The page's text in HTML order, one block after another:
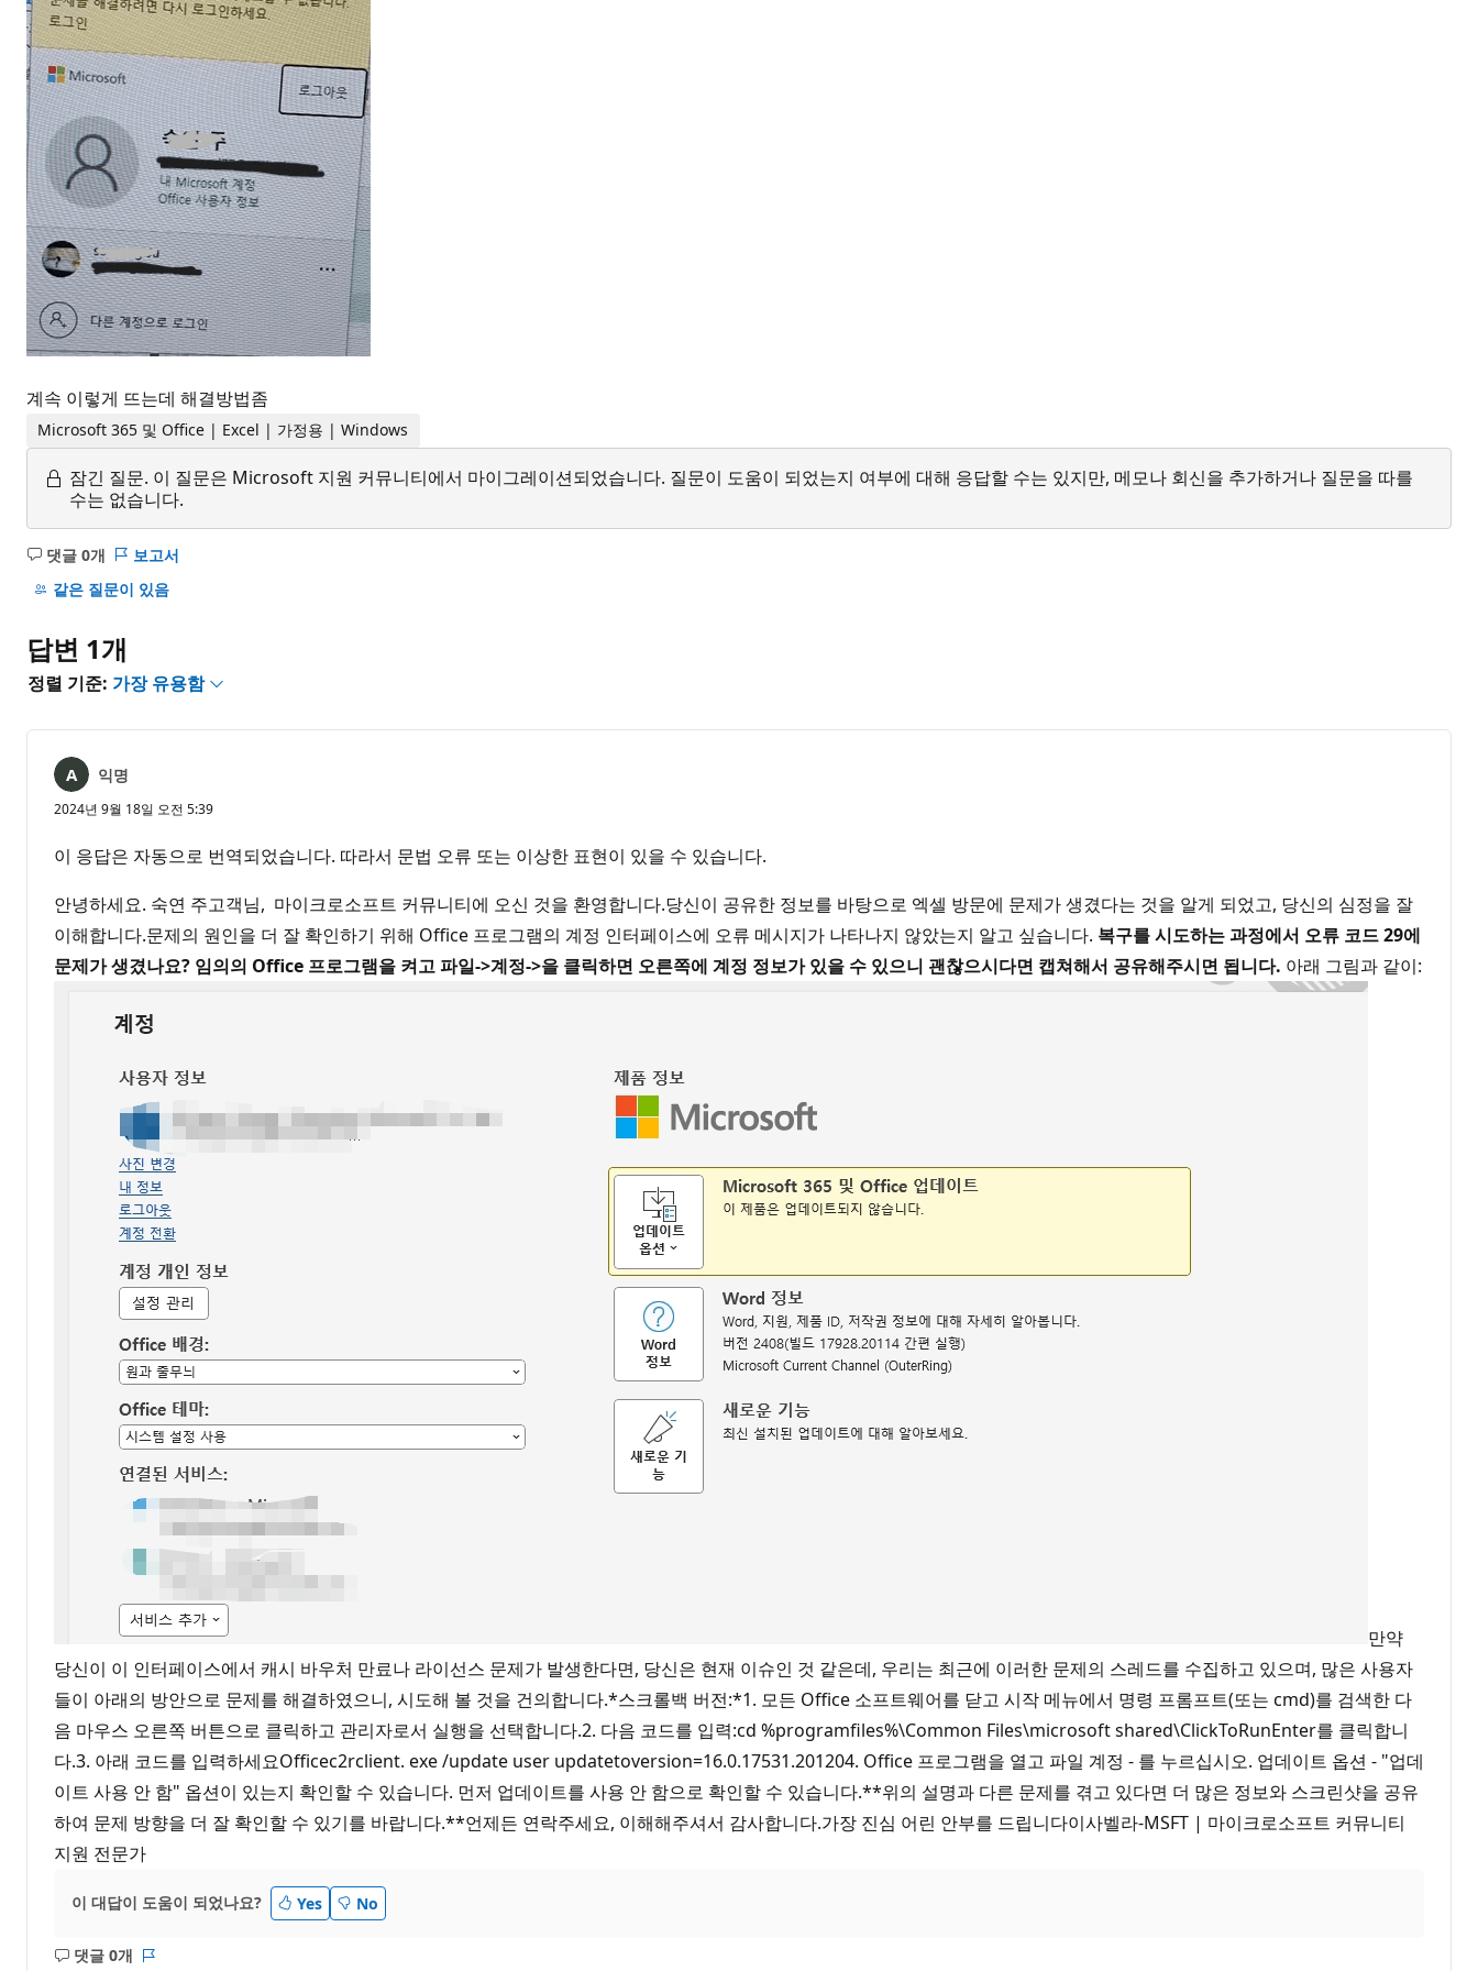
계속 이렇게 뜨는데 해결방법좀
Microsoft 365 및 Office | Excel | 가정용 | Windows
잠긴 질문. 이 질문은 Microsoft 지원 커뮤니티에서 마이그레이션되었습니다. 질문이 도움이 되었는지 여부에 대해 응답할 수는 있지만, 메모나 회신을 추가하거나 질문을 따를
수는 없습니다.
댓글 0개
설
명
음
보고서
같은 질문이 있음
답변 1개
정렬 기준: 가장 유용함
익명
2024년 9월 18일 오전 5:39
이 응답은 자동으로 번역되었습니다. 따라서 문법 오류 또는 이상한 표현이 있을 수 있습니다.
안녕하세요. 숙연 주고객님, 마이크로소프트 커뮤니티에 오신 것을 환영합니다.당신이 공유한 정보를 바탕으로 엑셀 방문에 문제가 생겼다는 것을 알게 되었고, 당신의 심정을 잘
이해합니다.문제의 원인을 더 잘 확인하기 위해 Office 프로그램의 계정 인터페이스에 오류 메시지가 나타나지 않았는지 알고 싶습니다. 복구를 시도하는 과정에서 오류 코드 29에
문제가 생겼나요? 임의의 Office 프로그램을 켜고 파일->계정->을 클릭하면 오른쪽에 계정 정보가 있을 수 있으니 괜찮으시다면 캡쳐해서 공유해주시면 됩니다. 아래 그림과 같이:
만약
당신이 이 인터페이스에서 캐시 바우처 만료나 라이선스 문제가 발생한다면, 당신은 현재 이슈인 것 같은데, 우리는 최근에 이러한 문제의 스레드를 수집하고 있으며, 많은 사용자
들이 아래의 방안으로 문제를 해결하였으니, 시도해 볼 것을 건의합니다.*스크롤백 버전:*1. 모든 Office 소프트웨어를 닫고 시작 메뉴에서 명령 프롬프트(또는 cmd)를 검색한 다
음 마우스 오른쪽 버튼으로 클릭하고 관리자로서 실행을 선택합니다.2. 다음 코드를 입력:cd %programfiles%\Common Files\microsoft shared\ClickToRunEnter를 클릭합니
다.3. 아래 코드를 입력하세요Officec2rclient. exe /update user updatetoversion=16.0.17531.201204. Office 프로그램을 열고 파일 계정 - 를 누르십시오. 업데이트 옵션 - "업데
이트 사용 안 함" 옵션이 있는지 확인할 수 있습니다. 먼저 업데이트를 사용 안 함으로 확인할 수 있습니다.**위의 설명과 다른 문제를 겪고 있다면 더 많은 정보와 스크린샷을 공유
하여 문제 방향을 더 잘 확인할 수 있기를 바랍니다.**언제든 연락주세요, 이해해주셔서 감사합니다.가장 진심 어린 안부를 드립니다이사벨라-MSFT | 마이크로소프트 커뮤니티
지원 전문가
이 대답이 도움이 되었나요? Yes No
댓글 0개
설